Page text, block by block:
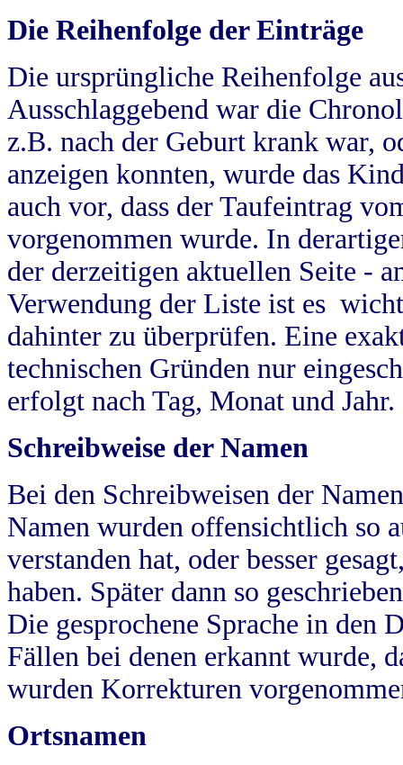
Die Reihenfolge der Einträge
Die ursprüngliche Reihenfolge
Ausschlaggebend war die
z.B. nach der Geburt krank war,
anzeigen konnten, wurde das
auch vor, dass der Taufeintrag
vorgenommen wurde. In
der derzeitigen aktuellen Seite -
Verwendung der Liste ist es
dahinter zu überprüfen. Eine
technischen Gründen nur
erfolgt nach Tag, Monat und Jahr.
Schreibweise der Namen
Bei den Schreibweisen der
Namen wurden offensichtlich so
verstanden hat, oder besser
haben. Später dann so
Die gesprochene Sprache in
Fällen bei denen erkannt wurde,
wurden Korrekturen
Ortsnamen